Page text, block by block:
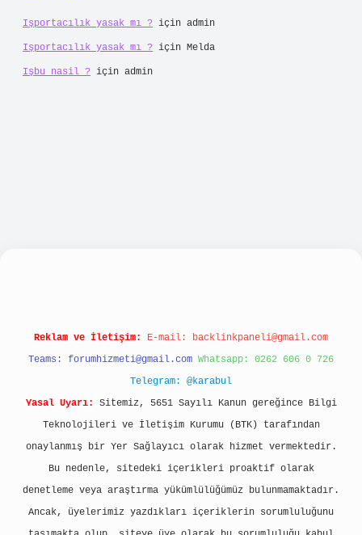
Işportacılık yasak mı ? için admin
Işportacılık yasak mı ? için Melda
Işbu nasil ? için admin
Reklam ve İletişim: E-mail: backlinkpaneli@gmail.com
Teams: forumhizmeti@gmail.com Whatsapp: 0262 606 0 726
Telegram: @karabul
Yasal Uyarı:
Sitemiz, 5651 Sayılı Kanun gereğince Bilgi
Teknolojileri ve İletişim Kurumu (BTK) tarafından
onaylanmış bir Yer Sağlayıcı olarak hizmet vermektedir.
Bu nedenle, sitedeki içerikleri proaktif olarak
denetleme veya araştırma yükümlülüğümüz bulunmamaktadır.
Ancak, üyelerimiz yazdıkları içeriklerin sorumluluğunu